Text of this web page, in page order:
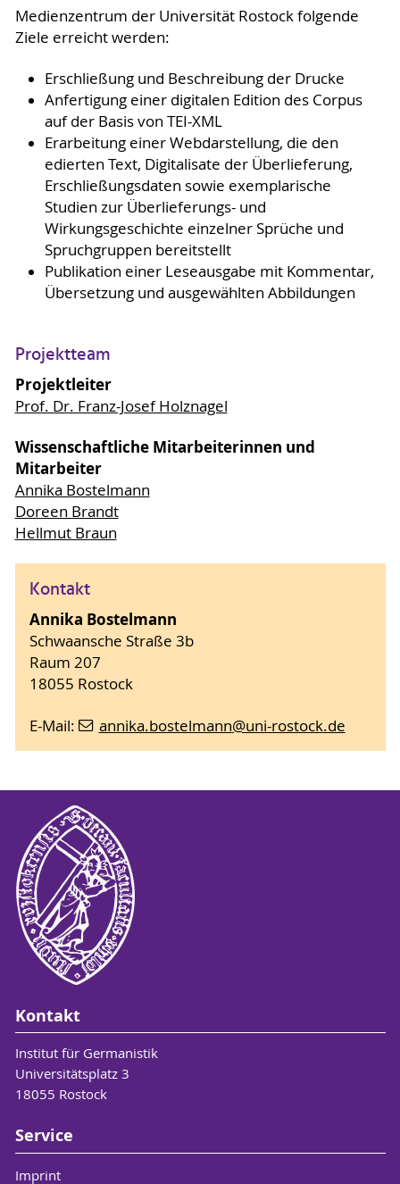
Medienzentrum der Universität Rostock folgende
Ziele erreicht werden:
Erschließung und Beschreibung der Drucke
Anfertigung einer digitalen Edition des Corpus
auf der Basis von TEI-XML
Erarbeitung einer Webdarstellung, die den
edierten Text, Digitalisate der Überlieferung,
Erschließungsdaten sowie exemplarische
Studien zur Überlieferungs- und
Wirkungsgeschichte einzelner Sprüche und
Spruchgruppen bereitstellt
Publikation einer Leseausgabe mit Kommentar,
Übersetzung und ausgewählten Abbildungen
Projektteam
Projektleiter
Prof. Dr. Franz-Josef Holznagel
Wissenschaftliche Mitarbeiterinnen und
Mitarbeiter
Annika Bostelmann
Doreen Brandt
Hellmut Braun
Kontakt
Annika Bostelmann
Schwaansche Straße 3b
Raum 207
18055 Rostock
E-Mail: annika.bostelmann@uni-rostock.de
Kontakt
Institut für Germanistik
Universitätsplatz 3
18055 Rostock
Service
Imprint